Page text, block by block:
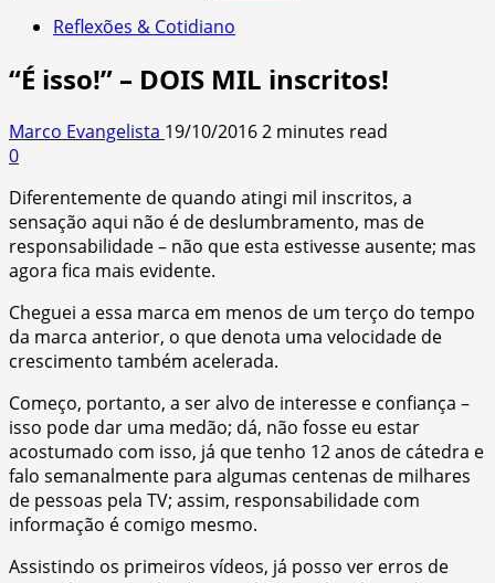
Reflexões & Cotidiano
“É isso!” – DOIS MIL inscritos!
Marco Evangelista 19/10/20162 minutes read
0
Diferentemente de quando atingi mil inscritos, a
sensação aqui não é de deslumbramento, mas de
responsabilidade – não que esta estivesse ausente; mas
agora fica mais evidente.
Cheguei a essa marca em menos de um terço do tempo
da marca anterior, o que denota uma velocidade de
crescimento também acelerada.
Começo, portanto, a ser alvo de interesse e confiança –
isso pode dar uma medão; dá, não fosse eu estar
acostumado com isso, já que tenho 12 anos de cátedra e
falo semanalmente para algumas centenas de milhares
de pessoas pela TV; assim, responsabilidade com
informação é comigo mesmo.
Assistindo os primeiros vídeos, já posso ver erros de